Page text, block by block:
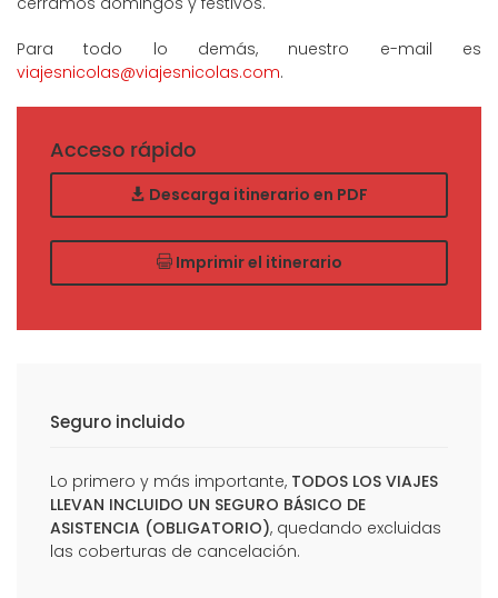
Para todo lo demás, nuestro e-mail es
viajesnicolas@viajesnicolas.com.
Acceso rápido
Descarga itinerario en PDF
Imprimir el itinerario
Seguro incluido
Lo primero y más importante, TODOS LOS VIAJES
LLEVAN INCLUIDO UN SEGURO BÁSICO DE
ASISTENCIA (OBLIGATORIO), quedando excluidas
las coberturas de cancelación.